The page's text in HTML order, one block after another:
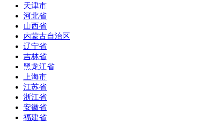
天津市
河北省
山西省
内蒙古自治区
辽宁省
吉林省
黑龙江省
上海市
江苏省
浙江省
安徽省
福建省